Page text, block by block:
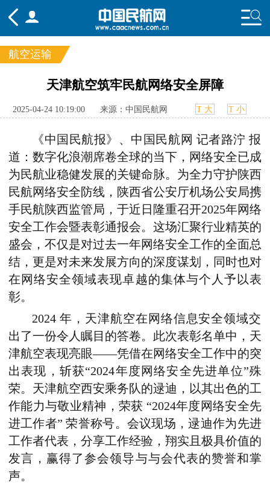
国内 国际
行业
航空运输
天津航空筑牢民航网络安全屏障
2025-04-24 10:19:00 来源：中国民航网 T 大 T 小
《中国民航报》、中国民航网 记者路泞 报
道： 数字化浪潮席卷全球的当下，网络安全已成
为民航业稳健发展的关键命脉。为全力守护陕西
民航网络安全防线，陕西省公安厅机场公安局携
手民航陕西监管局，于近日隆重召开2025年网络
安全工作会暨表彰通报会。这场汇聚行业精英的
盛会，不仅是对过去一年网络安全工作的全面总
结，更是对未来发展方向的深度谋划，同时也对
在网络安全领域表现卓越的集体与个人予以表
彰。
2024 年，天津航空在网络信息安全领域交
出了一份令人瞩目的答卷。此次表彰名单中，天
津航空表现亮眼——凭借在网络安全工作中的突
出表现，斩获“2024年度网络安全先进单位”殊
荣。天津航空西安乘务队的逯迪，以其出色的工
作能力与敬业精神，荣获 “2024年度网络安全先
进工作者” 荣誉称号。会议现场，逯迪作为先进
工作者代表，分享工作经验， 翔实 且极具价值的
发言，赢得了参会领导与与会代表的赞誉和掌
声。